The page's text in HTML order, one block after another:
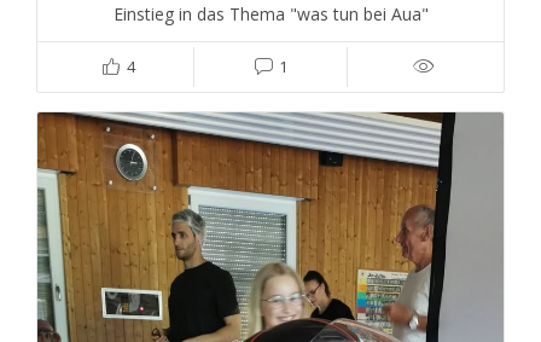
Einstieg in das Thema "was tun bei Aua"
4 1